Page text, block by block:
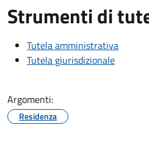
Strumenti di
Tutela amministrativa
Tutela giurisdizionale
Argomenti:
Residenza